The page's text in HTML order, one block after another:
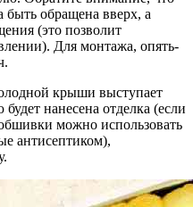
быть обращена вверх, а
(это позволит
Для монтажа, опять-
крыши выступает
нанесена отделка (если
можно использовать
антисептиком),